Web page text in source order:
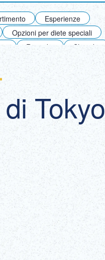
Esperienze
Opzioni per diete speciali
Ryogoku
Shinjuku
Tokyo